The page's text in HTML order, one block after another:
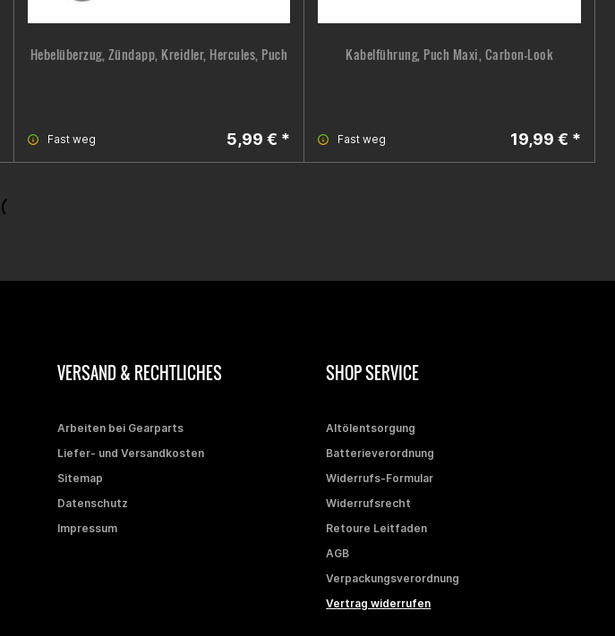
Hebelüberzug, Zündapp, Kreidler, Hercules, Puch
Fast weg 5,99 € *
Kabelführung, Puch Maxi, Carbon-Look
Fast weg 19,99 € *
VERSAND & RECHTLICHES
Arbeiten bei Gearparts
Liefer- und Versandkosten
Sitemap
Datenschutz
Impressum
SHOP SERVICE
Altölentsorgung
Batterieverordnung
Widerrufs-Formular
Widerrufsrecht
Retoure Leitfaden
AGB
Verpackungsverordnung
Vertrag widerrufen